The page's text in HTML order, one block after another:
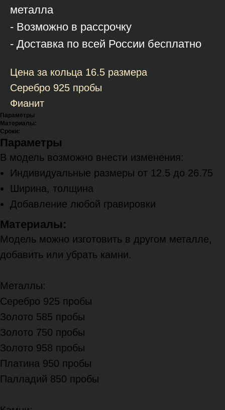
металла
- Возможно в рассрочку
- Доставка по всей России бесплатно
Цена за кольца 16.5 размера
Серебро 925 пробы
Фианит
Параметры
Материалы:
Сроки:
Параметры
В модель возможно внести изменения:
Индивидуальные размеры от 12.5 до 26.75
Ширина, толщина
Добавление любой гравировки
Материалы:
Модель можно изготовить в другом металле,
добавить или убрать камни.
Металлы:
Серебро 925 пробы
Золото 585 пробы
Золото 750 пробы
Золото 958 пробы
Платина 950 пробы
Палладий 850 пробы